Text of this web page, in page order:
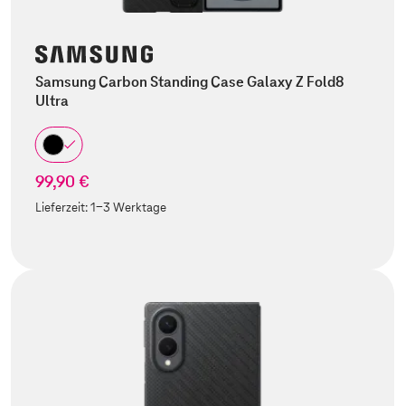
Samsung Carbon Standing Case Galaxy Z Fold8
Ultra
99,90 €
Lieferzeit:1-3 Werktage